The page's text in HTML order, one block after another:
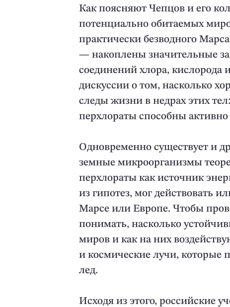
Как поясняют Чепцов и его
потенциально обитаемых
практически безводного
— накоплены значительные
соединений хлора, кислорода
дискуссии о том, насколько
следы жизни в недрах этих
перхлораты способны
Одновременно существует и
земные микроорганизмы
перхлораты как источник
из гипотез, мог действовать
Марсе или Европе. Чтобы
понимать, насколько
миров и как на них
и космические лучи, которые
лед.
Исходя из этого, российские